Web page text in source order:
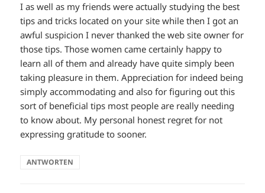
I as well as my friends were actually studying the best
tips and tricks located on your site while then I got an
awful suspicion I never thanked the web site owner for
those tips. Those women came certainly happy to
learn all of them and already have quite simply been
taking pleasure in them. Appreciation for indeed being
simply accommodating and also for figuring out this
sort of beneficial tips most people are really needing
to know about. My personal honest regret for not
expressing gratitude to sooner.
ANTWORTEN